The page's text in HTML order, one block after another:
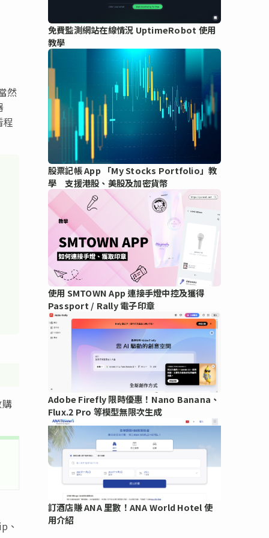
然
程
、
免費監測網站在線情況 UptimeRobot 使用
教學
股票記帳 App 「My Stocks Portfolio」教
學 支援港股、美股及加密貨幣
使用 SMTOWN App 連接手燈中控及獲得
Passport / Rally 電子印章
Adobe Firefly 限時優惠！Nano Banana、
Flux.2 Pro 等模型無限次生成
訂酒店賺 ANA 里數！ANA World Hotel 使
用介紹